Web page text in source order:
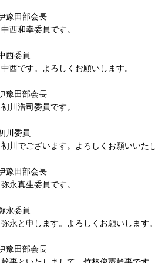
豫田部会長
西和幸委員です。
西委員
西です。よろしくお願いします。
豫田部会長
川浩司委員です。
川委員
川でございます。よろしくお願いいたし
豫田部会長
永真生委員です。
永委員
永と申します。よろしくお願いします。
豫田部会長